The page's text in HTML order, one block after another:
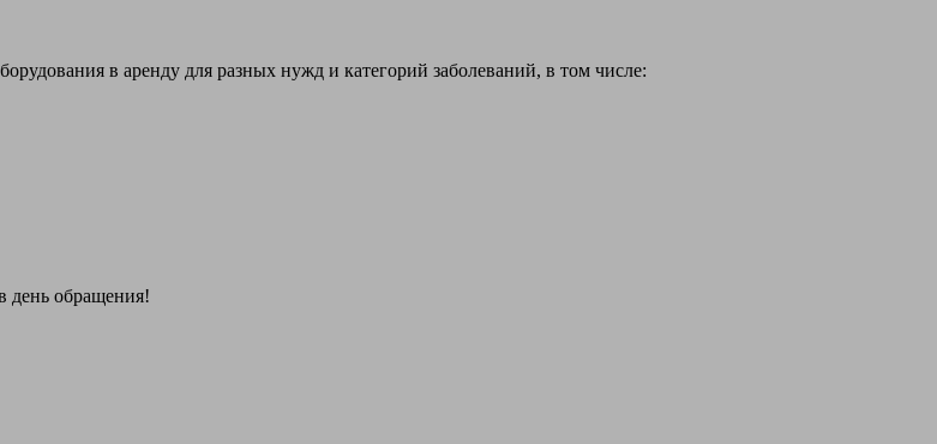
в аренду для разных нужд и категорий заболеваний, в том числе:
день обращения!